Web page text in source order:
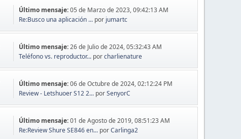
Último mensaje:05 de Marzo de 2023, 09:42:13 AM
Re:Busco una aplicación ... por jumartc
Último mensaje:26 de Julio de 2024, 05:32:43 AM
Teléfono vs. reproductor... porcharlienature
Último mensaje:06 de Octubre de 2024, 02:12:24 PM
Review - Letshuoer S12 2... porSenyorC
Último mensaje:01 de Agosto de 2019, 08:51:23 AM
Re:Review Shure SE846 en... porCarlinga2